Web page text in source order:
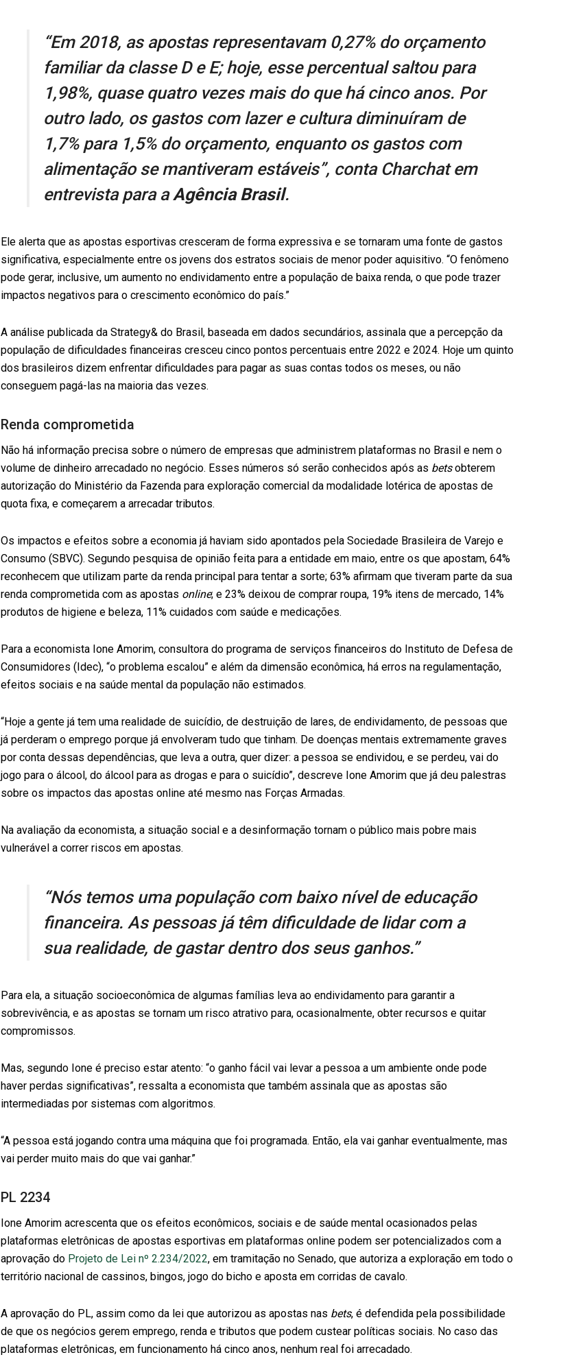
“Em 2018, as apostas representavam 0,27% do orçamento
familiar da classe D e E; hoje, esse percentual saltou para
1,98%, quase quatro vezes mais do que há cinco anos. Por
outro lado, os gastos com lazer e cultura diminuíram de
1,7% para 1,5% do orçamento, enquanto os gastos com
alimentação se mantiveram estáveis”, conta Charchat em
entrevista para aAgência Brasil.
Ele alerta que as apostas esportivas cresceram de forma expressiva e se tornaram uma fonte de gastos
significativa, especialmente entre os jovens dos estratos sociais de menor poder aquisitivo. “O fenômeno
pode gerar, inclusive, um aumento no endividamento entre a população de baixa renda, o que pode trazer
impactos negativos para o crescimento econômico do país.”
A análise publicada da Strategy& do Brasil, baseada em dados secundários, assinala que a percepção da
população de dificuldades financeiras cresceu cinco pontos percentuais entre 2022 e 2024. Hoje um quinto
dos brasileiros dizem enfrentar dificuldades para pagar as suas contas todos os meses, ou não
conseguem pagá-las na maioria das vezes.
Renda comprometida
Não há informação precisa sobre o número de empresas que administrem plataformas no Brasil e nem o
volume de dinheiro arrecadado no negócio. Esses números só serão conhecidos após as betsobterem
autorização do Ministério da Fazenda para exploração comercial da modalidade lotérica de apostas de
quota fixa, e começarem a arrecadar tributos.
Os impactos e efeitos sobre a economia já haviam sido apontados pela Sociedade Brasileira de Varejo e
Consumo (SBVC). Segundo pesquisa de opinião feita para a entidade em maio, entre os que apostam, 64%
reconhecem que utilizam parte da renda principal para tentar a sorte; 63% afirmam que tiveram parte da sua
renda comprometida com as apostas online; e 23% deixou de comprar roupa, 19% itens de mercado, 14%
produtos de higiene e beleza, 11% cuidados com saúde e medicações.
Para a economista Ione Amorim, consultora do programa de serviços financeiros do Instituto de Defesa de
Consumidores (Idec), “o problema escalou” e além da dimensão econômica, há erros na regulamentação,
efeitos sociais e na saúde mental da população não estimados.
“Hoje a gente já tem uma realidade de suicídio, de destruição de lares, de endividamento, de pessoas que
já perderam o emprego porque já envolveram tudo que tinham. De doenças mentais extremamente graves
por conta dessas dependências, que leva a outra, quer dizer: a pessoa se endividou, e se perdeu, vai do
jogo para o álcool, do álcool para as drogas e para o suicídio”, descreve Ione Amorim que já deu palestras
sobre os impactos das apostas online até mesmo nas Forças Armadas.
Na avaliação da economista, a situação social e a desinformação tornam o público mais pobre mais
vulnerável a correr riscos em apostas.
“Nós temos uma população com baixo nível de educação
financeira. As pessoas já têm dificuldade de lidar com a
sua realidade, de gastar dentro dos seus ganhos.”
Para ela, a situação socioeconômica de algumas famílias leva ao endividamento para garantir a
sobrevivência, e as apostas se tornam um risco atrativo para, ocasionalmente, obter recursos e quitar
compromissos.
Mas, segundo Ione é preciso estar atento: “o ganho fácil vai levar a pessoa a um ambiente onde pode
haver perdas significativas”, ressalta a economista que também assinala que as apostas são
intermediadas por sistemas com algoritmos.
“A pessoa está jogando contra uma máquina que foi programada. Então, ela vai ganhar eventualmente, mas
vai perder muito mais do que vai ganhar.”
PL 2234
Ione Amorim acrescenta que os efeitos econômicos, sociais e de saúde mental ocasionados pelas
plataformas eletrônicas de apostas esportivas em plataformas online podem ser potencializados com a
aprovação do Projeto de Lei nº 2.234/2022, em tramitação no Senado, que autoriza a exploração em todo o
território nacional de cassinos, bingos, jogo do bicho e aposta em corridas de cavalo.
A aprovação do PL, assim como da lei que autorizou as apostas nas bets, é defendida pela possibilidade
de que os negócios gerem emprego, renda e tributos que podem custear políticas sociais. No caso das
plataformas eletrônicas, em funcionamento há cinco anos, nenhum real foi arrecadado.